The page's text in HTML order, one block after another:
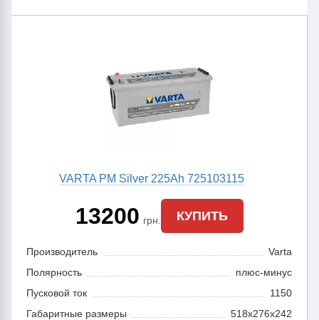
VARTA PM Silver 225Ah 725103115
13200 грн. КУПИТЬ
Производитель
Varta
Полярность
плюс-минус
Пусковой ток
1150
Габаритные размеры
518x276x242